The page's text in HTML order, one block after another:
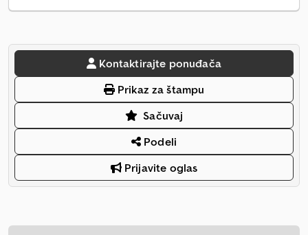
Kontaktirajte ponuđača
Prikaz za štampu
Sačuvaj
Podeli
Prijavite oglas